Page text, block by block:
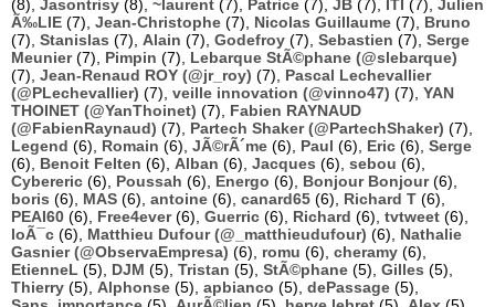
(8), Jasontrisy (8), ~laurent (7), Patrice (7), JB (7), ITI (7), Julien
Ã‰LIE (7), Jean-Christophe (7), Nicolas Guillaume (7), Bruno
(7), Stanislas (7), Alain (7), Godefroy (7), Sebastien (7), Serge
Meunier(7), Pimpin (7), Lebarque StÃ©phane (@slebarque)
(7), Jean-Renaud ROY (@jr_roy) (7), Pascal Lechevallier
(@PLechevallier) (7), veille innovation (@vinno47) (7), YAN
THOINET (@YanThoinet) (7), Fabien RAYNAUD
(@FabienRaynaud) (7), Partech Shaker (@PartechShaker) (7),
Legend (6), Romain (6), JÃ©rÃ´me (6), Paul (6), Eric (6), Serge
(6), Benoit Felten (6), Alban (6), Jacques (6), sebou (6),
Cybereric (6), Poussah (6), Energo (6), Bonjour Bonjour(6),
boris (6), MAS (6), antoine (6), canard65 (6), Richard T (6),
PEAI60 (6), Free4ever(6), Guerric (6), Richard (6), tvtweet (6),
loÃ¯c (6), Matthieu Dufour (@_matthieudufour) (6), Nathalie
Gasnier (@ObservaEmpresa) (6), romu (6), cheramy (6),
EtienneL (5), DJM (5), Tristan (5), StÃ©phane (5), Gilles (5),
Thierry (5), Alphonse (5), apbianco (5), dePassage (5),